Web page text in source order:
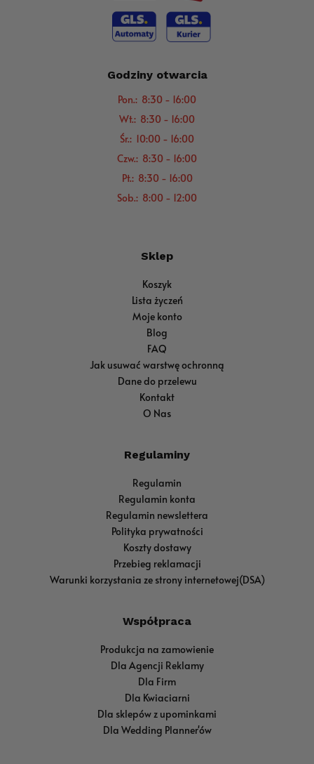
Godziny otwarcia
Pon.: 8:30 - 16:00
Wt.: 8:30 - 16:00
Śr.: 10:00 - 16:00
Czw.: 8:30 - 16:00
Pt.: 8:30 - 16:00
Sob.: 8:00 - 12:00
Sklep
Koszyk
Lista życzeń
Moje konto
Blog
FAQ
Jak usuwać warstwę ochronną
Dane do przelewu
Kontakt
O Nas
Regulaminy
Regulamin
Regulamin konta
Regulamin newslettera
Polityka prywatności
Koszty dostawy
Przebieg reklamacji
Warunki korzystania ze strony internetowej(DSA)
Współpraca
Produkcja na zamowienie
Dla Agencji Reklamy
Dla Firm
Dla Kwiaciarni
Dla sklepów z upominkami
Dla Wedding Planner'ów